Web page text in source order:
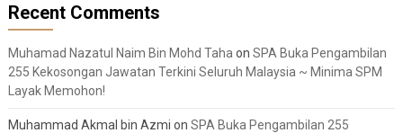
Recent Comments
Muhamad Nazatul Naim Bin Mohd Taha on SPA Buka Pengambilan
255 Kekosongan Jawatan Terkini Seluruh Malaysia ~ Minima SPM
Layak Memohon!
Muhammad Akmal bin Azmi on SPA Buka Pengambilan 255